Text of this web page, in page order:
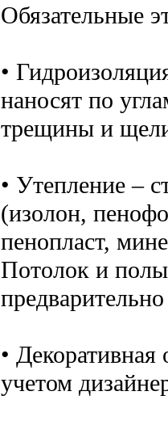
Обязательные
•
наносят по
трещины и
• Утепление –
(изолон,
пенопласт,
Потолок и
• Декоративная
учетом